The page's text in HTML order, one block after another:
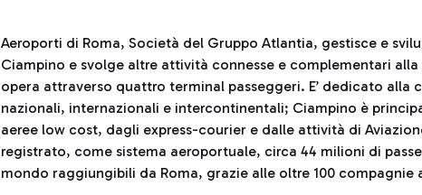
Aeroporti di Roma, Società del Gruppo Atlantia, gestisce e
Ciampino e svolge altre attività connesse e complementari
opera attraverso quattro terminal passeggeri. E’ dedicato alla
nazionali, internazionali e intercontinentali; Ciampino è
aeree low cost, dagli express-courier e dalle attività di
registrato, come sistema aeroportuale, circa 44 milioni di
mondo raggiungibili da Roma, grazie alle oltre 100 compagnie